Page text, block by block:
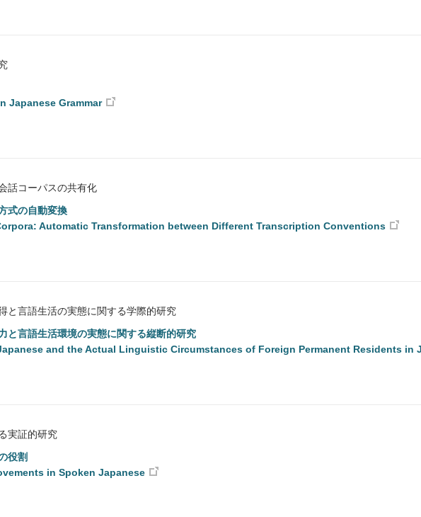
Japanese Grammar
話コーパスの共有化
式の自動変換
Automatic Transformation between Different Transcription Conventions
と言語生活の実態に関する学際的研究
と言語生活環境の実態に関する縦断的研究
and the Actual Linguistic Circumstances of Foreign Permanent Residents in
実証的研究
役割
in Spoken Japanese